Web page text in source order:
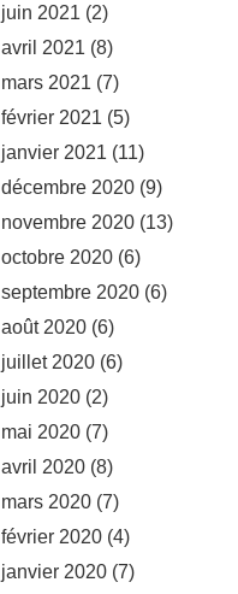
juin 2021 (2)
avril 2021 (8)
mars 2021 (7)
février 2021 (5)
janvier 2021 (11)
décembre 2020 (9)
novembre 2020 (13)
octobre 2020 (6)
septembre 2020 (6)
août 2020 (6)
juillet 2020 (6)
juin 2020 (2)
mai 2020 (7)
avril 2020 (8)
mars 2020 (7)
février 2020 (4)
janvier 2020 (7)